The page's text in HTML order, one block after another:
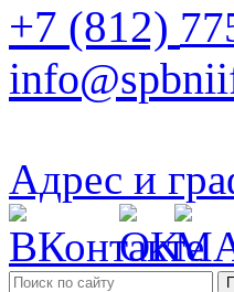
+7 (812)
Адрес и